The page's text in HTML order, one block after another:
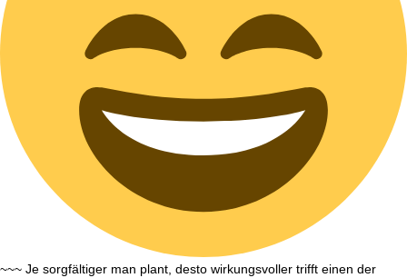
~~~ Je sorgfältiger man plant, desto wirkungsvoller trifft einen der